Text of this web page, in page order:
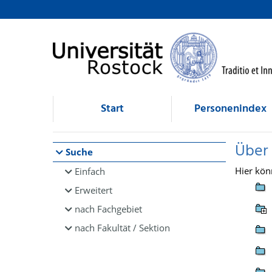
Browsen
direkt zum Inhalt
Start Personenindex
Suche
Einfach
Erweitert
nach Fachgebiet
nach Fakultät / Sektion
Hier